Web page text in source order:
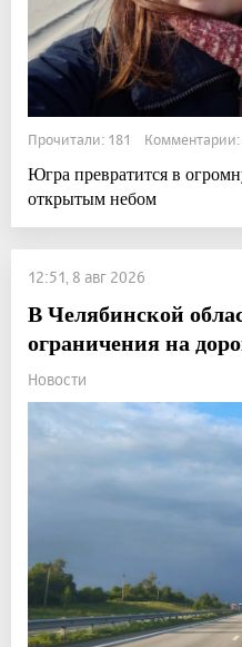
Прочитали: 181 Комментарии:
Югра превратится в
открытым небом
12:51, 8 авг 2026
В Челябинской
ограничения на
Новости